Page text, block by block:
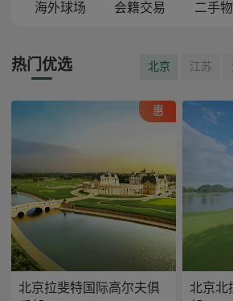
海外球场 会籍交易 二手
热门优选 北京 江苏
惠
北京拉斐特国际高尔夫俱
北京北